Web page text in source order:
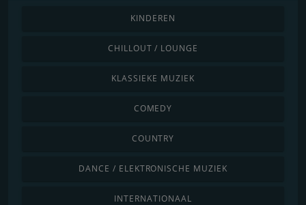
KINDEREN
CHILLOUT / LOUNGE
KLASSIEKE MUZIEK
COMEDY
COUNTRY
DANCE / ELEKTRONISCHE MUZIEK
INTERNATIONAAL